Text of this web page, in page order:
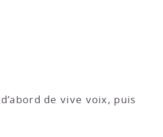
de vive voix, puis